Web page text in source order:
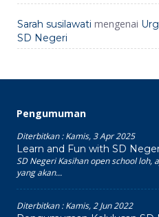
Sarah susilawati mengenai
SD Negeri
Pengumuman
Diterbitkan :Kamis, 3 Apr 2025
Learn and Fun with SD
SD Negeri Kasihan open school loh,
yang akan...
Diterbitkan :Kamis, 2 Jun 2022